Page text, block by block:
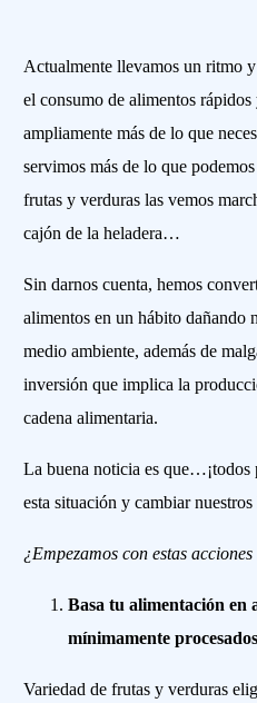
Actualmente llevamos un ritmo
el consumo de alimentos
ampliamente más de lo que
servimos más de lo que
frutas y verduras las vemos
cajón de la heladera…
Sin darnos cuenta, hemos
alimentos en un hábito dañando
medio ambiente, además de
inversión que implica la
cadena alimentaria.
La buena noticia es que…¡todos
esta situación y cambiar
¿Empezamos con estas
Basa tu alimentación en
mínimamente procesados
Variedad de frutas y verduras